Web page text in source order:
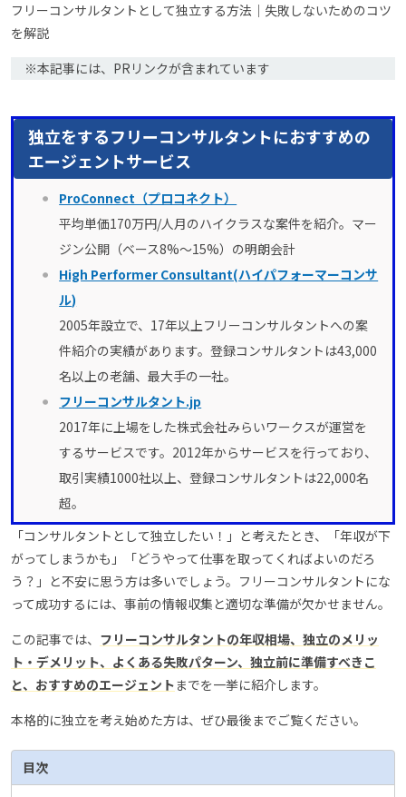
フリーコンサルタントとして独立する方法｜失敗しないためのコツ
を解説
※本記事には、PRリンクが含まれています
独立をするフリーコンサルタントにおすすめの
エージェントサービス
ProConnect（プロコネクト）
平均単価170万円/人月のハイクラスな案件を紹介。マー
ジン公開（ベース8%〜15%）の明朗会計
High Performer Consultant(ハイパフォーマーコンサ
ル)
2005年設立で、17年以上フリーコンサルタントへの案
件紹介の実績があります。登録コンサルタントは43,000
名以上の老舗、最大手の一社。
フリーコンサルタント.jp
2017年に上場をした株式会社みらいワークスが運営を
するサービスです。2012年からサービスを行っており、
取引実績1000社以上、登録コンサルタントは22,000名
超。
「コンサルタントとして独立したい！」と考えたとき、「年収が下
がってしまうかも」「どうやって仕事を取ってくればよいのだろ
う？」と不安に思う方は多いでしょう。フリーコンサルタントにな
って成功するには、事前の情報収集と適切な準備が欠かせません。
この記事では、 フリーコンサルタントの年収相場、独立のメリッ
ト・デメリット、よくある失敗パターン、独立前に準備すべきこ
と、おすすめのエージェントまでを一挙に紹介します。
本格的に独立を考え始めた方は、ぜひ最後までご覧ください。
目次